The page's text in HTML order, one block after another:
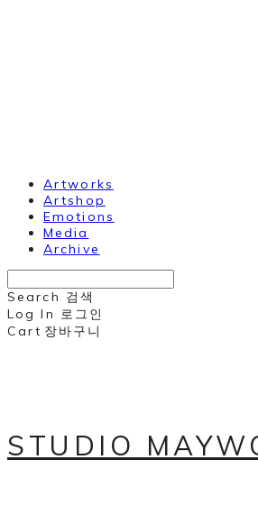
Artworks
Artshop
Emotions
Media
Archive
Search 검색
Log In 로그인
Cart 장바구니
STUDIO